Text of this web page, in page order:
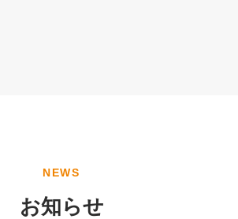
NEWS
お知らせ